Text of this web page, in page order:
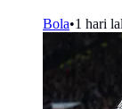
Bola•1 hari